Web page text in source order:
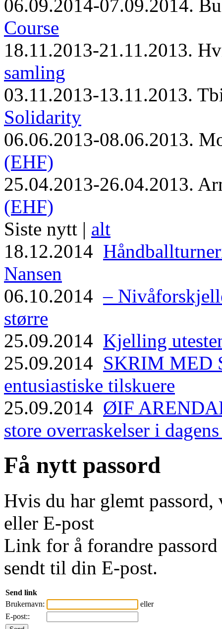
06.09.2014-07.09.2014.
Course
18.11.2013-21.11.2013.
samling
03.11.2013-13.11.2013.
Solidarity
06.06.2013-08.06.2013.
(EHF)
25.04.2013-26.04.2013.
(EHF)
Siste nytt | alt
18.12.2014
Nansen
06.10.2014–
større
25.09.2014 Kjelling
25.09.2014 SKRIM MED
entusiastiske tilskuere
25.09.2014 ØIF
store overraskelser i
Få nytt passord
Hvis du har glemt
eller E-post
Link for å forandre
sendt til din E-post.
Send link
Brukernavn:
eller
E-post::